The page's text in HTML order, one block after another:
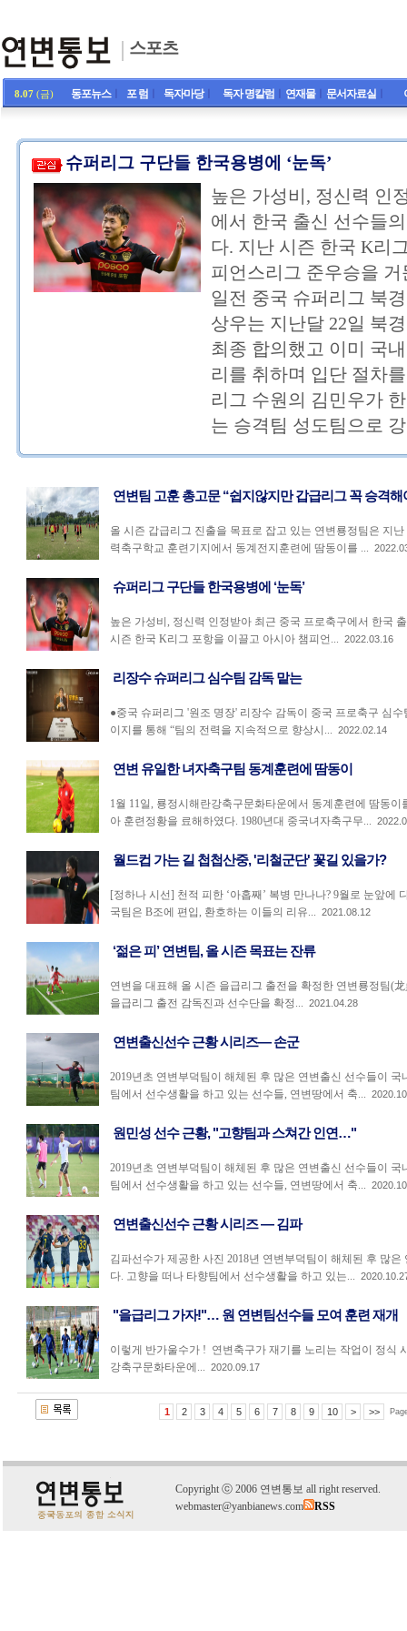
스포츠
8.07 (금) 동포뉴스ㅣ 포 럼 독자마당ㅣ 독자 명칼럼 연재물ㅣ 문서자료실
슈퍼리그 구단들 한국용병에 ‘눈독’
높은 가성비, 정신력 인
에서 한국 출신 선수들
다. 지난 시즌 한국 K리
피언스리그 준우승을
일전 중국 슈퍼리그 북
상우는 지난달 22일 북
최종 합의했고 이미 국
리를 취하며 입단 절차
리그 수원의 김민우가
는 승격팀 성도팀으로
연변팀 고훈 총고문 “쉽지않지만 갑급리그 꼭 승격해
올 시즌 갑급리그 진출을 목표로 잡고 있는 연변룡정팀은 지
력축구학교 훈련기지에서 동계전지훈련에 땀동이를 ...
슈퍼리그 구단들 한국용병에 ‘눈독’
높은 가성비, 정신력 인정받아 최근 중국 프로축구에서 한국
시즌 한국 K리그 포항을 이끌고 아시아 챔피언... 2022.03.16
리장수 슈퍼리그 심수팀 감독 맡는
●중국 슈퍼리그 '원조 명장' 리장수 감독이 중국 프로축구 심
이지를 통해 “팀의 전력을 지속적으로 향상시... 2022.02.14
연변 유일한 녀자축구팀 동계훈련에 땀동이
1월 11일, 룡정시해란강축구문화타운에서 동계훈련에 땀동
아 훈련정황을 료해하였다. 1980년대 중국녀자축구무...
월드컵 가는 길 첩첩산중, '리철군단' 꽃길 있을가?
[정하나 시선] 천적 피한 ‘아홉째’ 복병 만나나? 9월로 눈앞에
국팀은 B조에 편입, 환호하는 이들의 리유... 2021.08.12
‘젊은 피’ 연변팀, 올 시즌 목표는 잔류
연변을 대표해 올 시즌 을급리그 출전을 확정한 연변룡정팀(
을급리그 출전 감독진과 선수단을 확정... 2021.04.28
연변출신선수 근황 시리즈— 손군
2019년초 연변부덕팀이 해체된 후 많은 연변출신 선수들이
팀에서 선수생활을 하고 있는 선수들, 연변땅에서 축...
원민성 선수 근황, "고향팀과 스쳐간 인연…"
2019년초 연변부덕팀이 해체된 후 많은 연변출신 선수들이
팀에서 선수생활을 하고 있는 선수들, 연변땅에서 축...
연변출신선수 근황 시리즈 — 김파
김파선수가 제공한 사진 2018년 연변부덕팀이 해체된 후 많
다. 고향을 떠나 타향팀에서 선수생활을 하고 있는...
"을급리그 가자!"… 원 연변팀선수들 모여 훈련 재개
이렇게 반가울수가 ! 연변축구가 재기를 노리는 작업이 정식
강축구문화타운에... 2020.09.17
1 2 3 4 5 6 7 8 9 10 > >>
Copyright ⓒ 2006 연변통보 all right reserved.
webmaster@yanbianews.com
RSS